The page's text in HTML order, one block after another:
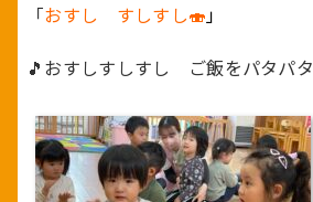
「おすし すしすし🍣」
🎵おすしすしすし ご飯をパタパタ